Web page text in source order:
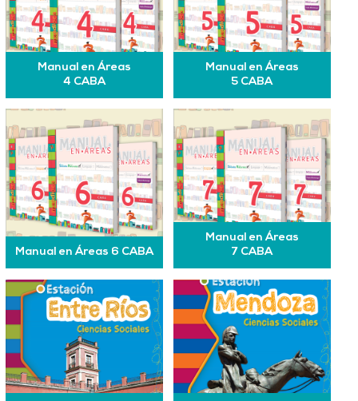
Manual en Áreas
4 CABA
Manual en Áreas
5 CABA
Manual en Áreas 6 CABA
Manual en Áreas
7 CABA